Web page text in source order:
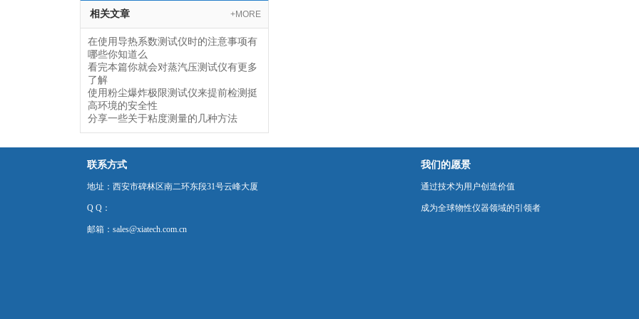
相关文章 +MORE
在使用导热系数测试仪时的注意事项有
哪些你知道么
看完本篇你就会对蒸汽压测试仪有更多
了解
使用粉尘爆炸极限测试仪来提前检测挺
高环境的安全性
分享一些关于粘度测量的几种方法
联系方式
地址：西安市碑林区南二环东段31号云峰大厦
Q Q：
邮箱：sales@xiatech.com.cn
我们的愿景
通过技术为用户创造价值
成为全球物性仪器领域的引领者